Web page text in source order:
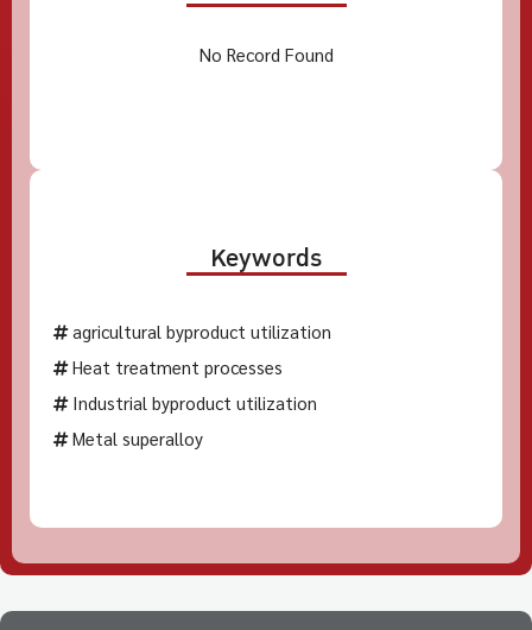
No Record Found
Keywords
agricultural byproduct utilization
Heat treatment processes
Industrial byproduct utilization
Metal superalloy